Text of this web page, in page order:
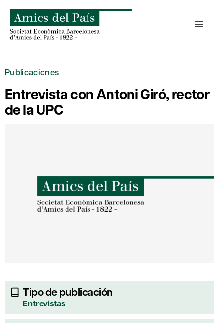
contenido
Publicaciones
Entrevista con Antoni Giró, rector
de la UPC
Tipo de publicación
Entrevistas